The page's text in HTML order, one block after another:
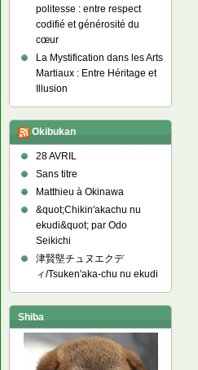
politesse : entre respect
codifié et générosité du
cœur
La Mystification dans les Arts
Martiaux : Entre Héritage et
Illusion
Okibukan
28 AVRIL
Sans titre
Matthieu à Okinawa
&quot;Chikin'akachu nu
ekudi&quot; par Odo
Seikichi
津賢堅チュヌエクデ
ィ/Tsuken'aka-chu nu ekudi
Shiba